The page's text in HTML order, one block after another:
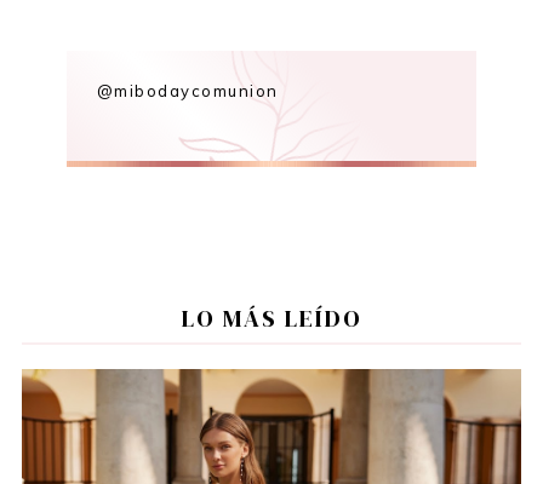
@mibodaycomunion
LO MÁS LEÍDO